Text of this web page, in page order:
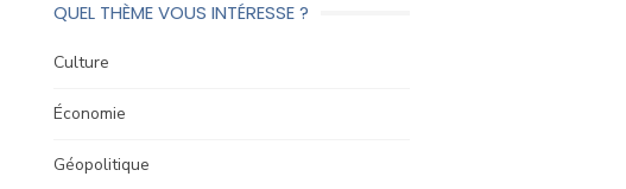
QUEL THÈME VOUS INTÉRESSE ?
Culture
Économie
Géopolitique